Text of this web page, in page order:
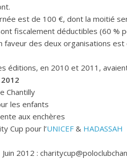
est de 100 €, dont la moitié
fiscalement déductibles (60 %
faveur des deux organisations
éditions, en 2010 et 2011,
Chantilly
les enfants
aux enchères
Cup pour l’UNICEF & HADASSAH
2012 :